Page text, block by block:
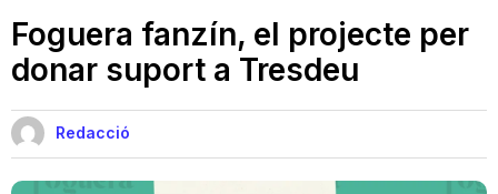
Discos
Videoclips
Cinema i Televisió
Foguera fanzín, el projecte per
donar suport a Tresdeu
Redacció